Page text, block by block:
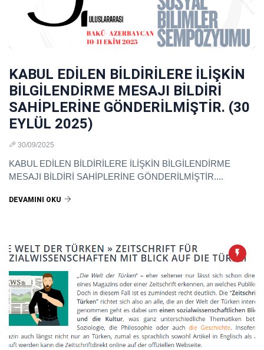
KABUL EDİLEN BİLDİRİLERE İLİŞKİN
BİLGİLENDİRME MESAJI BİLDİRİ
SAHİPLERİNE GÖNDERİLMİŞTİR. (30
EYLÜL 2025)
30/09/2025
KABUL EDİLEN BİLDİRİLERE İLİŞKİN BİLGİLENDİRME
MESAJI BİLDİRİ SAHİPLERİNE GÖNDERİLMİŞTİR....
DEVAMINI OKU